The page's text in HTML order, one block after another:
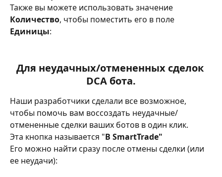
Также вы можете использовать значение
Количество, чтобы поместить его в поле
Единицы:
Для неудачных/отмененных сделок
DCA бота.
Наши разработчики сделали все возможное,
чтобы помочь вам воссоздать неудачные/
отмененные сделки ваших ботов в один клик.
Эта кнопка называется "В SmartTrade"
Его можно найти сразу после отмены сделки (или
ее неудачи):